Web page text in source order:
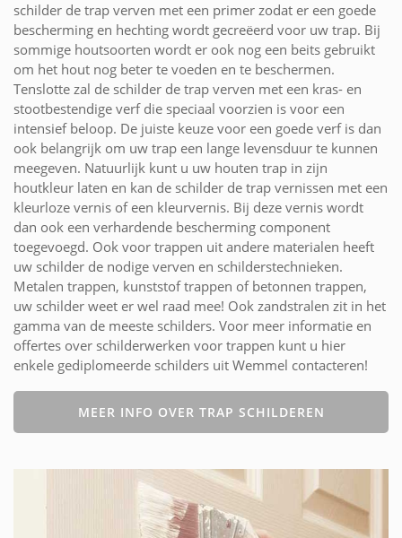
schilder de trap verven met een primer zodat er een goede
bescherming en hechting wordt gecreëerd voor uw trap. Bij
sommige houtsoorten wordt er ook nog een beits gebruikt
om het hout nog beter te voeden en te beschermen.
Tenslotte zal de schilder de trap verven met een kras- en
stootbestendige verf die speciaal voorzien is voor een
intensief beloop. De juiste keuze voor een goede verf is dan
ook belangrijk om uw trap een lange levensduur te kunnen
meegeven. Natuurlijk kunt u uw houten trap in zijn
houtkleur laten en kan de schilder de trap vernissen met een
kleurloze vernis of een kleurvernis. Bij deze vernis wordt
dan ook een verhardende bescherming component
toegevoegd. Ook voor trappen uit andere materialen heeft
uw schilder de nodige verven en schilderstechnieken.
Metalen trappen, kunststof trappen of betonnen trappen,
uw schilder weet er wel raad mee! Ook zandstralen zit in het
gamma van de meeste schilders. Voor meer informatie en
offertes over schilderwerken voor trappen kunt u hier
enkele gediplomeerde schilders uit Wemmel contacteren!
MEER INFO OVER TRAP SCHILDEREN